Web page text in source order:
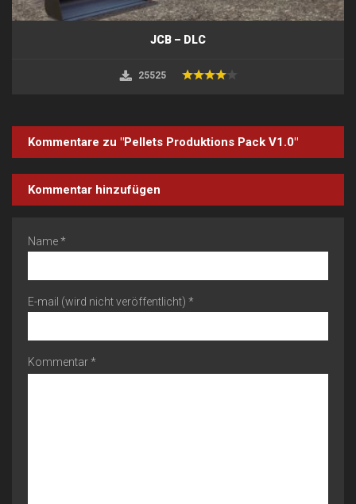
JCB – DLC
25525
Kommentare zu "Pellets Produktions Pack V1.0"
Kommentar hinzufügen
Name *
E-mail (wird nicht veröffentlicht) *
Kommentar *